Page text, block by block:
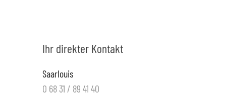
Ihr direkter Kontakt
Saarlouis
0 68 31 / 89 41 40